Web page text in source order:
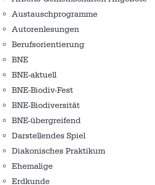
Austausch­programme
Autorenlesungen
Berufsorientierung
BNE
BNE-aktuell
BNE-Biodiv-Fest
BNE-Biodiversität
BNE-übergreifend
Darstellendes Spiel
Diakonisches Praktikum
Ehemalige
Erdkunde